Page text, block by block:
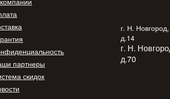
партнеры
скидок
г. Н.
д.14
г. Н.
д.70